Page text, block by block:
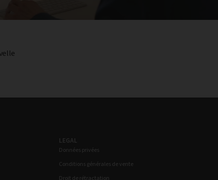
LEGAL
Données privées
Conditions générales de vente
Droit de rétractation